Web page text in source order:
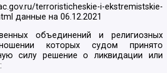
terroristicheskie-i-ekstremistskie-
данные на06.12.2021
объединений и религиозных
которых судом принято
силу решение о ликвидации или